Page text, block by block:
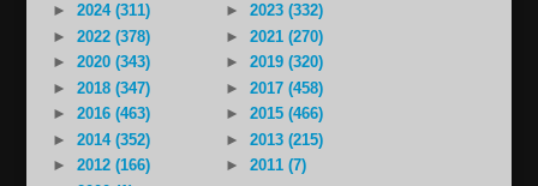
►
2024 (311) ►
2023 (332)
►
2022 (378) ►
2021 (270)
►
2020 (343) ►
2019 (320)
►
2018 (347) ►
2017 (458)
►
2016 (463) ►
2015 (466)
►
2014 (352) ►
2013 (215)
►
2012 (166) ►
2011 (7)